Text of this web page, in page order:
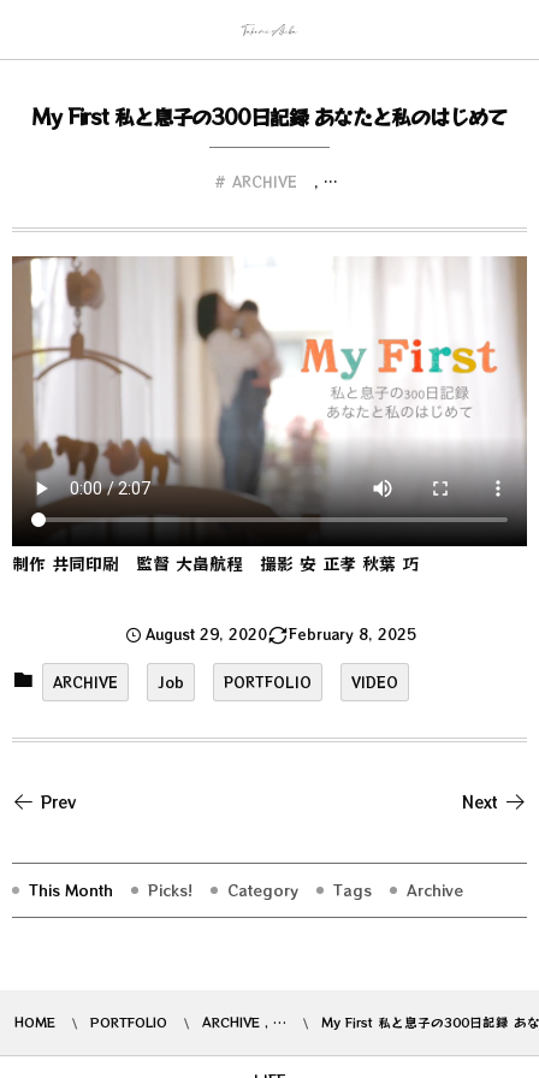
My First 私と息子の300日記録 あなたと私のはじめて
ARCHIVE , …
制作 共同印刷 監督 大畠航程 撮影 安 正孝 秋葉 巧
August 29, 2020 February 8,2025
ARCHIVE Job PORTFOLIO VIDEO
Prev Next
This Month Picks! Category Tags Archive
HOME PORTFOLIO ARCHIVE , … My First 私と息子の300日記録 あ